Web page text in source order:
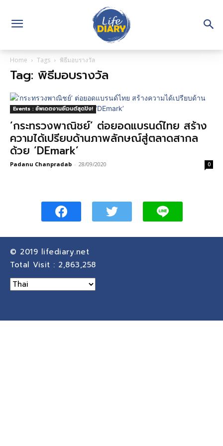
Home Tags พิธีมอบรางวัล
Tag: พิธีมอบรางวัล
Events : อัพเดตงานอีเวนต์สุดปัง!
‘กระทรวงพาณิชย์’ ต่อยอดแบรนด์ไทย สร้าง
ความได้เปรียบด้านภาพลักษณ์สู่ตลาดสากล
ด้วย ‘DEmark’
Padanu Chanpradab - 28/09/2020 0
© 2019 lifediary.net
Total Visit : 2,863,258